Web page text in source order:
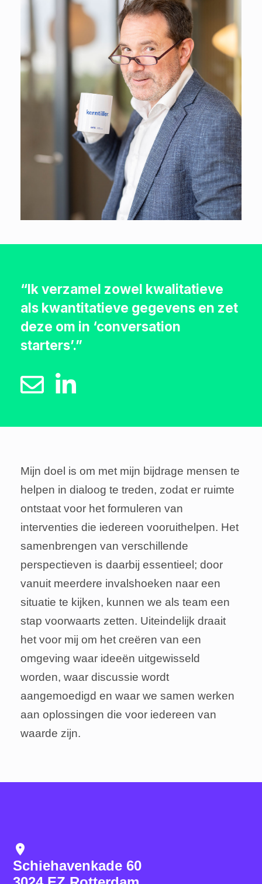
“Ik verzamel zowel kwalitatieve
als kwantitatieve gegevens en zet
deze om in ‘conversation
starters’.”
Mijn doel is om met mijn bijdrage mensen te
helpen in dialoog te treden, zodat er ruimte
ontstaat voor het formuleren van
interventies die iedereen vooruithelpen. Het
samenbrengen van verschillende
perspectieven is daarbij essentieel; door
vanuit meerdere invalshoeken naar een
situatie te kijken, kunnen we als team een
stap voorwaarts zetten. Uiteindelijk draait
het voor mij om het creëren van een
omgeving waar ideeën uitgewisseld
worden, waar discussie wordt
aangemoedigd en waar we samen werken
aan oplossingen die voor iedereen van
waarde zijn.
location_on
Schiehavenkade 60